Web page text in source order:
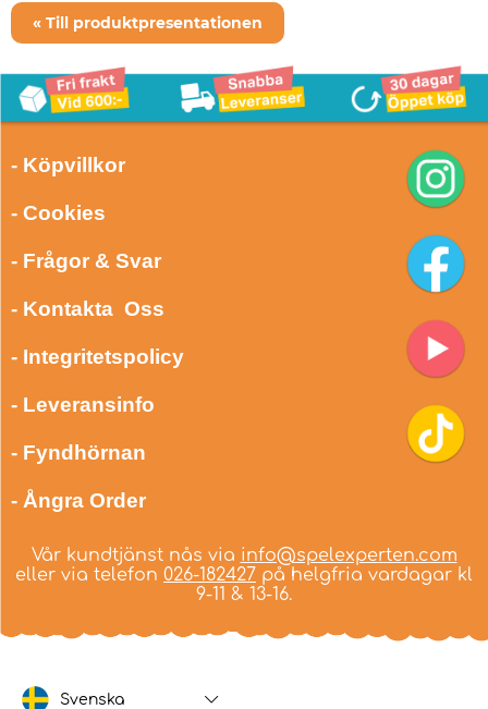
« Till produktpresentationen
- Köpvillkor
- Cookies
- Frågor & Svar
- Kontakta Oss
- Integritetspolicy
- Leveransinfo
- Fyndhörnan
- Ångra Order
Vår kundtjänst nås via info@spelexperten.com
eller via telefon 026-182427 på helgfria vardagar kl
9-11 & 13-16.
Svenska